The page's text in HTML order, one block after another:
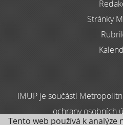
Stránky
IMUP je součástí
ochrany osobních
Tento web používá k